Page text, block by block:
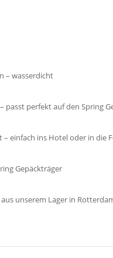
– wasserdicht
passt perfekt auf den Spring
einfach ins Hotel oder in die
Gepäckträger
unserem Lager in